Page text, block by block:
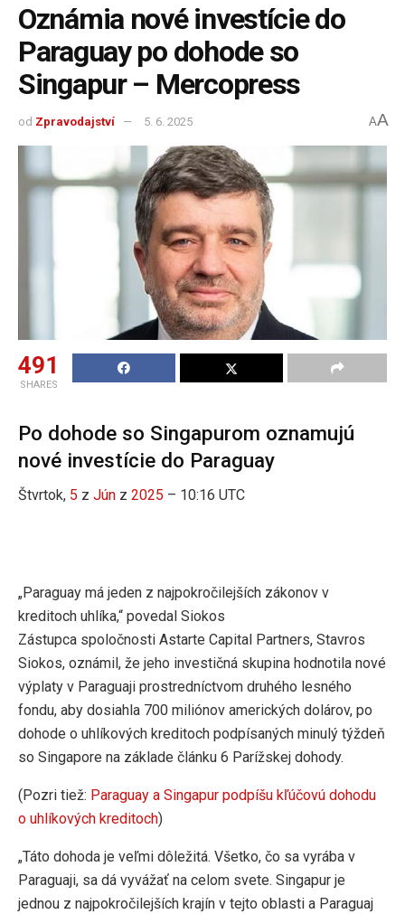
Oznámia nové investície do
Paraguay po dohode so
Singapur – Mercopress
od Zpravodajství 5. 6. 2025 AA
491
SHARES
Po dohode so Singapurom oznamujú
nové investície do Paraguay
Štvrtok, 5 z Jún z 2025 – 10:16 UTC
„Paraguay má jeden z najpokročilejších zákonov v
kreditoch uhlíka,“ povedal Siokos
Zástupca spoločnosti Astarte Capital Partners, Stavros
Siokos, oznámil, že jeho investičná skupina hodnotila nové
výplaty v Paraguaji prostredníctvom druhého lesného
fondu, aby dosiahla 700 miliónov amerických dolárov, po
dohode o uhlíkových kreditoch podpísaných minulý týždeň
so Singapore na základe článku 6 Parížskej dohody.
(Pozri tiež: Paraguay a Singapur podpíšu kľúčovú dohodu
o uhlíkových kreditoch)
„Táto dohoda je veľmi dôležitá. Všetko, čo sa vyrába v
Paraguaji, sa dá vyvážať na celom svete. Singapur je
jednou z najpokročilejších krajín v tejto oblasti a Paraguaj